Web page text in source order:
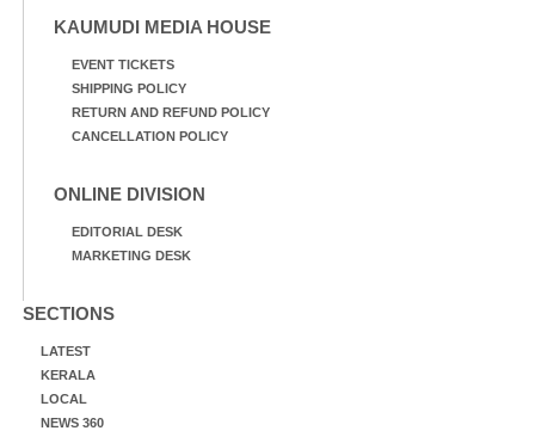
KAUMUDI MEDIA HOUSE
EVENT TICKETS
SHIPPING POLICY
RETURN AND REFUND POLICY
CANCELLATION POLICY
ONLINE DIVISION
EDITORIAL DESK
MARKETING DESK
SECTIONS
LATEST
KERALA
LOCAL
NEWS 360